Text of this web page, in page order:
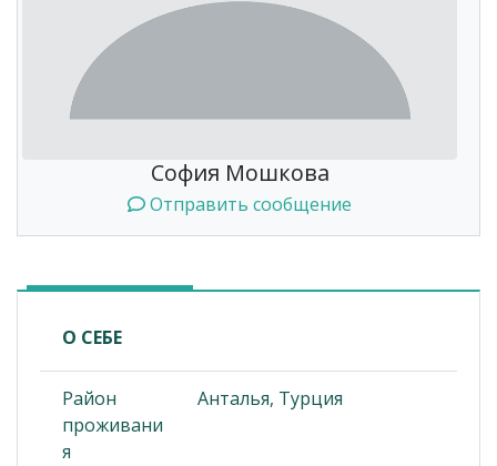
София Мошкова
Отправить сообщение
О СЕБЕ
Район
проживани
я
Анталья, Турция